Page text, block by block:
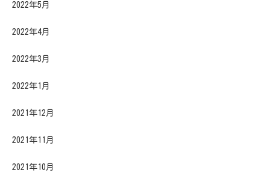
2022年5月
2022年4月
2022年3月
2022年1月
2021年12月
2021年11月
2021年10月